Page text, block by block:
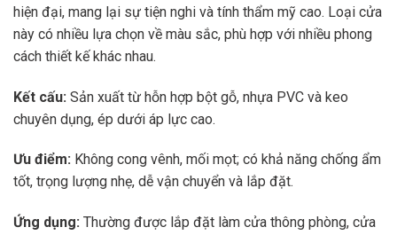
hiện đại, mang lại sự tiện nghi và tính thẩm mỹ cao. Loại cửa
này có nhiều lựa chọn về màu sắc, phù hợp với nhiều phong
cách thiết kế khác nhau.
Kết cấu: Sản xuất từ hỗn hợp bột gỗ, nhựa PVC và keo
chuyên dụng, ép dưới áp lực cao.
Ưu điểm: Không cong vênh, mối mọt; có khả năng chống ẩm
tốt, trọng lượng nhẹ, dễ vận chuyển và lắp đặt.
Ứng dụng: Thường được lắp đặt làm cửa thông phòng, cửa